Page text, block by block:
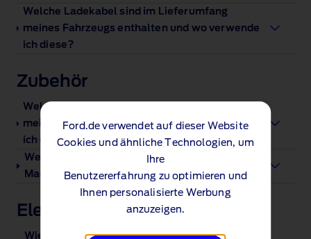
Ford.de verwendet auf dieser Website
Cookies und ähnliche Technologien, um
Ihre
Benutzererfahrung zu optimieren und
Ihnen personalisierte Werbung
anzuzeigen.
Welche Ladekabel sind im Lieferumfang
meines Fahrzeugs enthalten und wo verwende
ich diese?
Zubehör
Welche Ladekabel sind im Lieferumfang
meines Fahrzeugs enthalten und wo verwende
ich diese?
Welches Zubehör ist für meinen Ford Mustang
Mach-E erhältlich?
Elektrofahrzeuge
Wie viel kostet die Instandhaltung eines